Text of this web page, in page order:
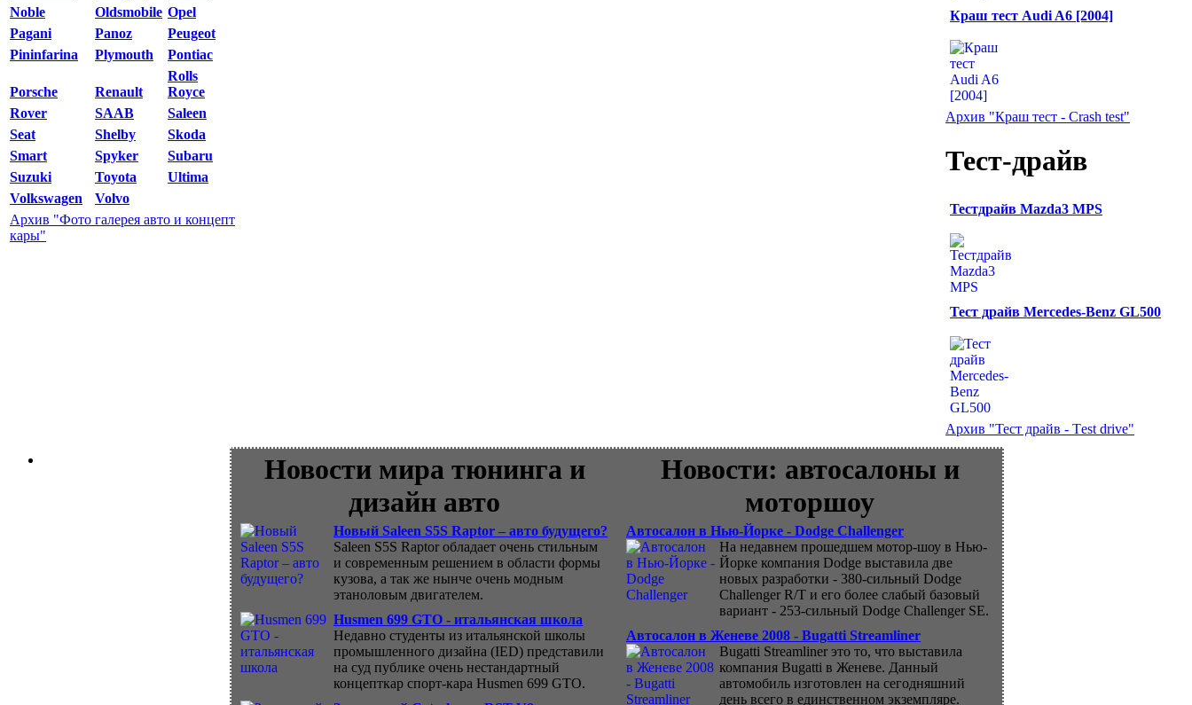
Noble
Oldsmobile Opel
Pagani
Panoz
Peugeot
Pininfarina
Plymouth Pontiac
Porsche Renault
Rolls
Royce
Rover
SAAB
Saleen
Seat
Shelby
Skoda
Smart
Spyker
Subaru
Suzuki
Toyota
Ultima
Volkswagen
Volvo
Архив "Фото галерея авто и концепт
кары"
Краш тест Audi A6 [2004]
Архив "Краш тест - Crash test"
Тест-драйв
Тестдрайв Mazda3 MPS
Тест драйв Mercedes-Benz GL500
Архив "Тест драйв - Тest drive"
Новости мира тюнинга и
дизайн авто
Новый Saleen S5S Raptor – авто будущего?
Saleen S5S Raptor обладает очень стильным
и современным решением в области формы
кузова, а так же нынче очень модным
этаноловым двигателем.
Husmen 699 GTO - итальянская школа
Недавно студенты из итальянской школы
промышленного дизайна (IED) представили
на суд публике очень нестандартный
концепткар спорт-кара Husmen 699 GTO.
Новости: автосалоны и
моторшоу
Автосалон в Нью-Йорке - Dodge Challenger
На недавнем прошедшем мотор-шоу в Нью-
Йорке компания Dodge выставила две
новых разработки - 380-сильный Dodge
Challenger R/T и его более слабый базовый
вариант - 253-сильный Dodge Challenger SE.
Автосалон в Женеве 2008 - Bugatti Streamliner
Bugatti Streamliner это то, что выставила
компания Bugatti в Женеве. Данный
автомобиль изготовлен на сегодняшний
день всего в единственном экземпляре.